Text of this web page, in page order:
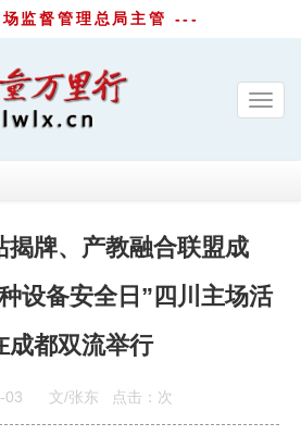
监督管理总局主管 ---
揭牌、产教融合联盟成
设备安全日”四川主场活
成都双流举行
03 文/张东 点击： 次